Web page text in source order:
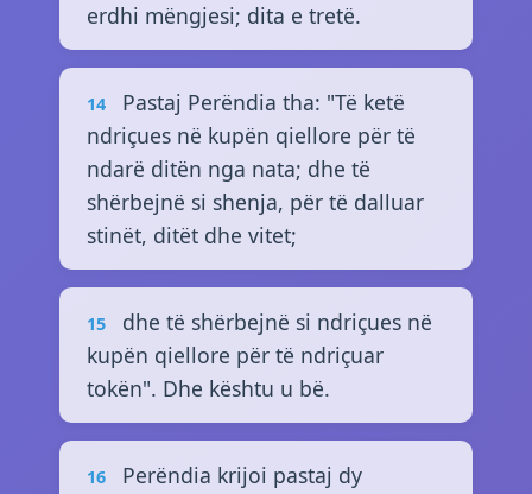
erdhi mëngjesi; dita e tretë.
14
Pastaj Perëndia tha: "Të ketë
ndriçues në kupën qiellore për të
ndarë ditën nga nata; dhe të
shërbejnë si shenja, për të dalluar
stinët, ditët dhe vitet;
15
dhe të shërbejnë si ndriçues në
kupën qiellore për të ndriçuar
tokën". Dhe kështu u bë.
16 Perëndia krijoi pastaj dy